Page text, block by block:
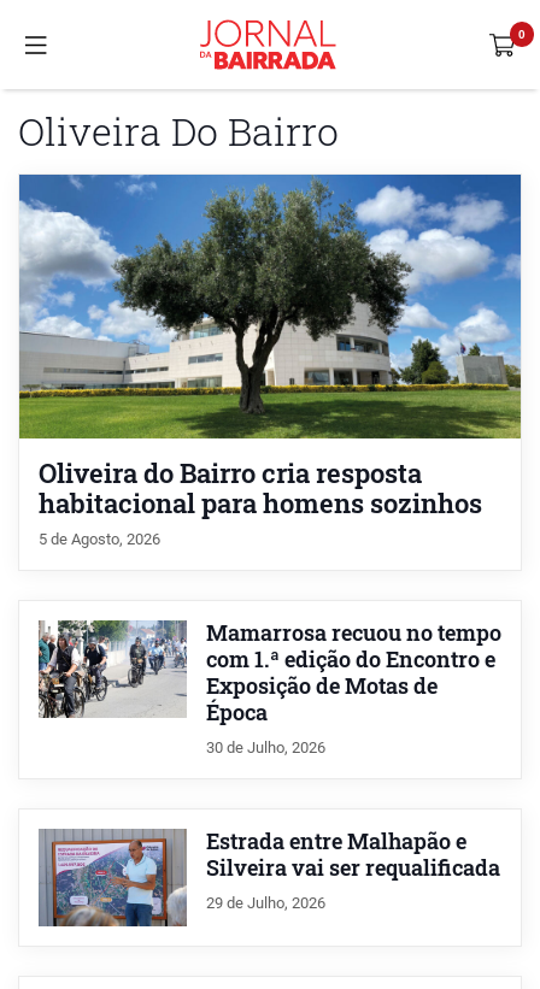
Oliveira Do Bairro
Oliveira do Bairro cria resposta
habitacional para homens sozinhos
5 de Agosto, 2026
Mamarrosa recuou no tempo
com 1.ª edição do Encontro e
Exposição de Motas de
Época
30 de Julho, 2026
Estrada entre Malhapão e
Silveira vai ser requalificada
29 de Julho, 2026